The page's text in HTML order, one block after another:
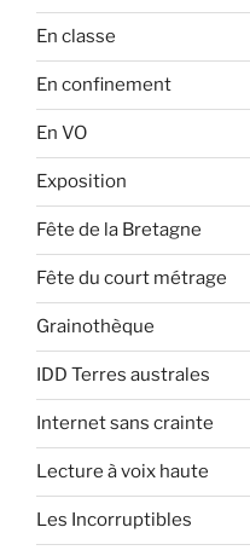
En classe
En confinement
En VO
Exposition
Fête de la Bretagne
Fête du court métrage
Grainothèque
IDD Terres australes
Internet sans crainte
Lecture à voix haute
Les Incorruptibles